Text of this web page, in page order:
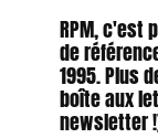
RPM, c'est
de
1995. Plus
boîte aux
newsletter